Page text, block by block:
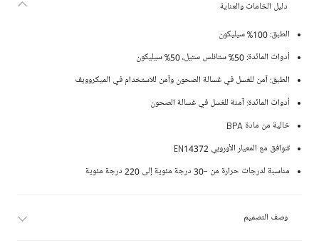
دليل الخامات والعناية
الطبق: 100% سيليكون
أدوات المائدة: 50% ستانلس ستيل، 50% سيليكون
الطبق: آمن للغسل في غسالة الصحون وآمن للاستخدام في الميكروويف
أدوات المائدة: آمنة للغسل في غسالة الصحون
خالية من مادة BPA
تتوافق مع المعيار الأوروبي EN14372
مناسبة لدرجات حرارة من -30 درجة مئوية إلى 220 درجة مئوية
وصف التصميم